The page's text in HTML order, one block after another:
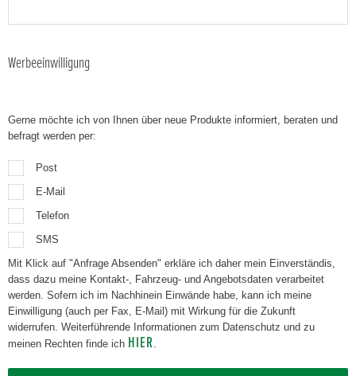
Werbeeinwilligung
Gerne möchte ich von Ihnen über neue Produkte informiert, beraten und
befragt werden per:
Post
E-Mail
Telefon
SMS
Mit Klick auf "Anfrage Absenden" erkläre ich daher mein Einverständis,
dass dazu meine Kontakt-, Fahrzeug- und Angebotsdaten verarbeitet
werden. Sofern ich im Nachhinein Einwände habe, kann ich meine
Einwilligung (auch per Fax, E-Mail) mit Wirkung für die Zukunft
widerrufen. Weiterführende Informationen zum Datenschutz und zu
meinen Rechten finde ich HIER.